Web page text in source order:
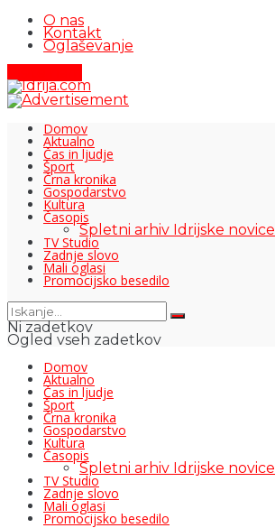
O nas
Kontakt
Oglaševanje
Domov
Aktualno
Čas in ljudje
Šport
Črna kronika
Gospodarstvo
Kultura
Časopis
Spletni arhiv Idrijske novice
TV Studio
Zadnje slovo
Mali oglasi
Promocijsko besedilo
Ni zadetkov
Ogled vseh zadetkov
Domov
Aktualno
Čas in ljudje
Šport
Črna kronika
Gospodarstvo
Kultura
Časopis
Spletni arhiv Idrijske novice
TV Studio
Zadnje slovo
Mali oglasi
Promocijsko besedilo